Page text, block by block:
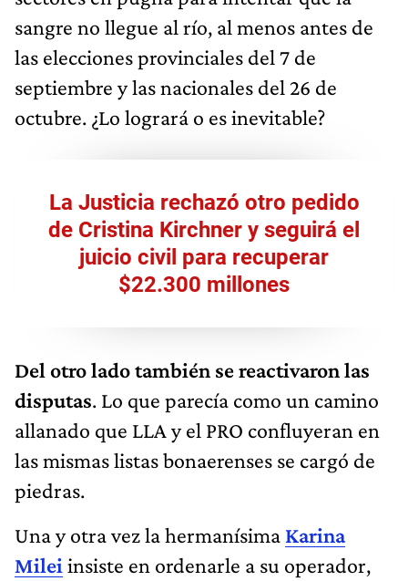
sangre no llegue al río, al menos antes de
las elecciones provinciales del 7 de
septiembre y las nacionales del 26 de
octubre. ¿Lo logrará o es inevitable?
La Justicia rechazó otro pedido
de Cristina Kirchner y seguirá el
juicio civil para recuperar
$22.300 millones
Del otro lado también se reactivaron las
disputas. Lo que parecía como un camino
allanado que LLA y el PRO confluyeran en
las mismas listas bonaerenses se cargó de
piedras.
Una y otra vez la hermanísima Karina
Milei insiste en ordenarle a su operador,